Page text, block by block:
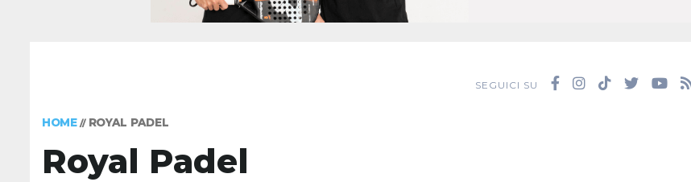
SEGUICI SU
HOME// ROYAL PADEL
Royal Padel